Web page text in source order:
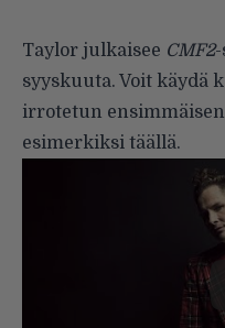
Taylor julkaisee CMF2-
syyskuuta. Voit käydä
irrotetun
esimerkiksi täällä.